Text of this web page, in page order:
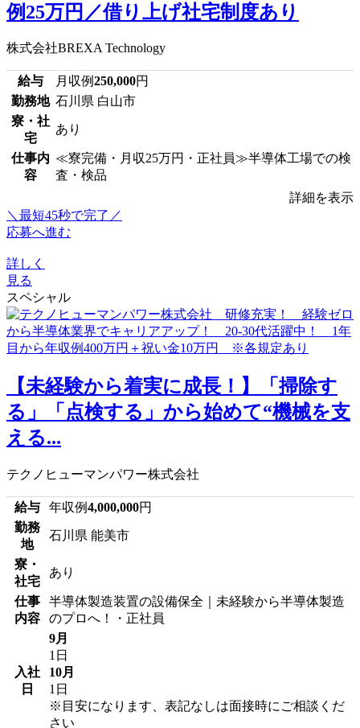
例25万円／借り上げ社宅制度あり
株式会社BREXA Technology
給与 月収例250,000円
勤務地 石川県 白山市
寮・社
宅
あり
仕事内
容
≪寮完備・月収25万円・正社員≫半導体工場での検
査・検品
詳細を表示
＼最短45秒で完了／
応募へ進む
詳しく
見る
スペシャル
【未経験から着実に成長！】「掃除す
る」「点検する」から始めて“機械を支
える...
テクノヒューマンパワー株式会社
給与 年収例4,000,000円
勤務
地
石川県 能美市
寮・
社宅
あり
仕事
内容
半導体製造装置の設備保全｜未経験から半導体製造
のプロへ！・正社員
入社
日
9月
1日
10月
1日
※目安になります、表記なしは面接時にご相談くだ
さい